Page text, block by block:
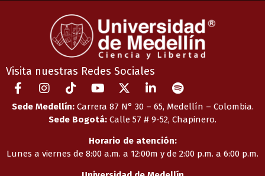
Visita nuestras Redes Sociales
Sede Medellín:Carrera 87 N° 30 – 65, Medellín – Colombia.
Sede Bogotá: Calle 57 # 9-52, Chapinero.
Horario de atención:
Lunes a viernes de 8:00 a.m. a 12:00m y de 2:00 p.m. a 6:00 p.m.